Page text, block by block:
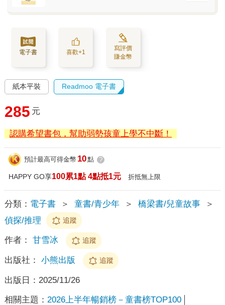
電子書 喜歡+1
寫評價
賺金幣
紙本平裝 Readmoo 電子書
285 元
認購希望書包，幫助弱勢孩童上學不中斷！
預計最高可得金幣 10點 ?
HAPPY GO享100累1點 4點抵1元 折抵無上限
分類： 電子書 ＞ 童書/青少年 ＞ 橋梁書/兒童故事
＞
偵探/推理
追蹤
作者： 甘雪冰 追蹤
出版社： 小熊出版 追蹤
出版日： 2025/11/26
相關主題： 2026上半年暢銷榜－童書榜TOP100